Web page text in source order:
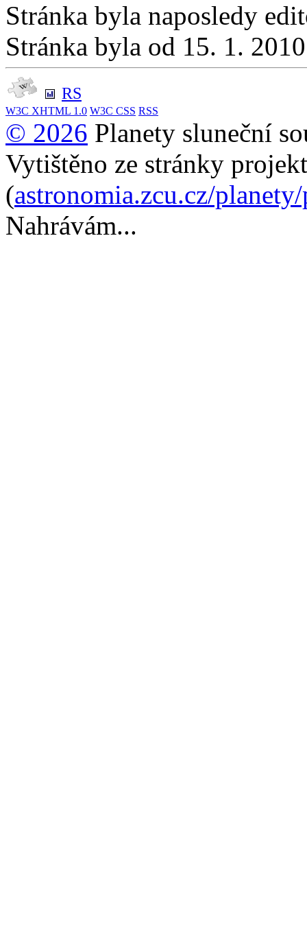
Stránka byla naposledy
Stránka byla od 15. 1.
RS
W3C XHTML 1.0 W3C CSS RSS
© 2026 Planety sluneční
Vytištěno ze stránky
(astronomia.zcu.cz/
Nahrávám...